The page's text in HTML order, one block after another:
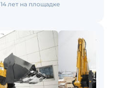
14 лет на площадке